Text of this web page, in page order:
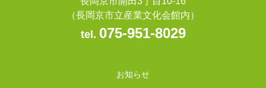
（長岡京市立産業文化会館内）
tel. 075-951-8029
お知らせ